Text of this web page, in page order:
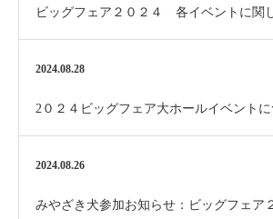
ビッグフェア２０２４ 各イベントに関
2024.08.28
2０２４ビッグフェア大ホールイベント
2024.08.26
みやざき犬参加お知らせ：ビッグフェア